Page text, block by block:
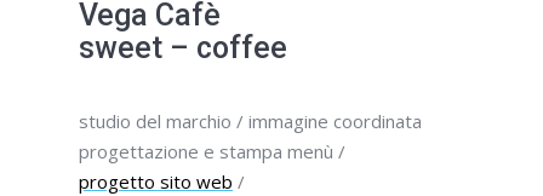
Vega Cafè
sweet – coffee
studio del marchio / immagine coordinata
progettazione e stampa menù /
progetto sito web /